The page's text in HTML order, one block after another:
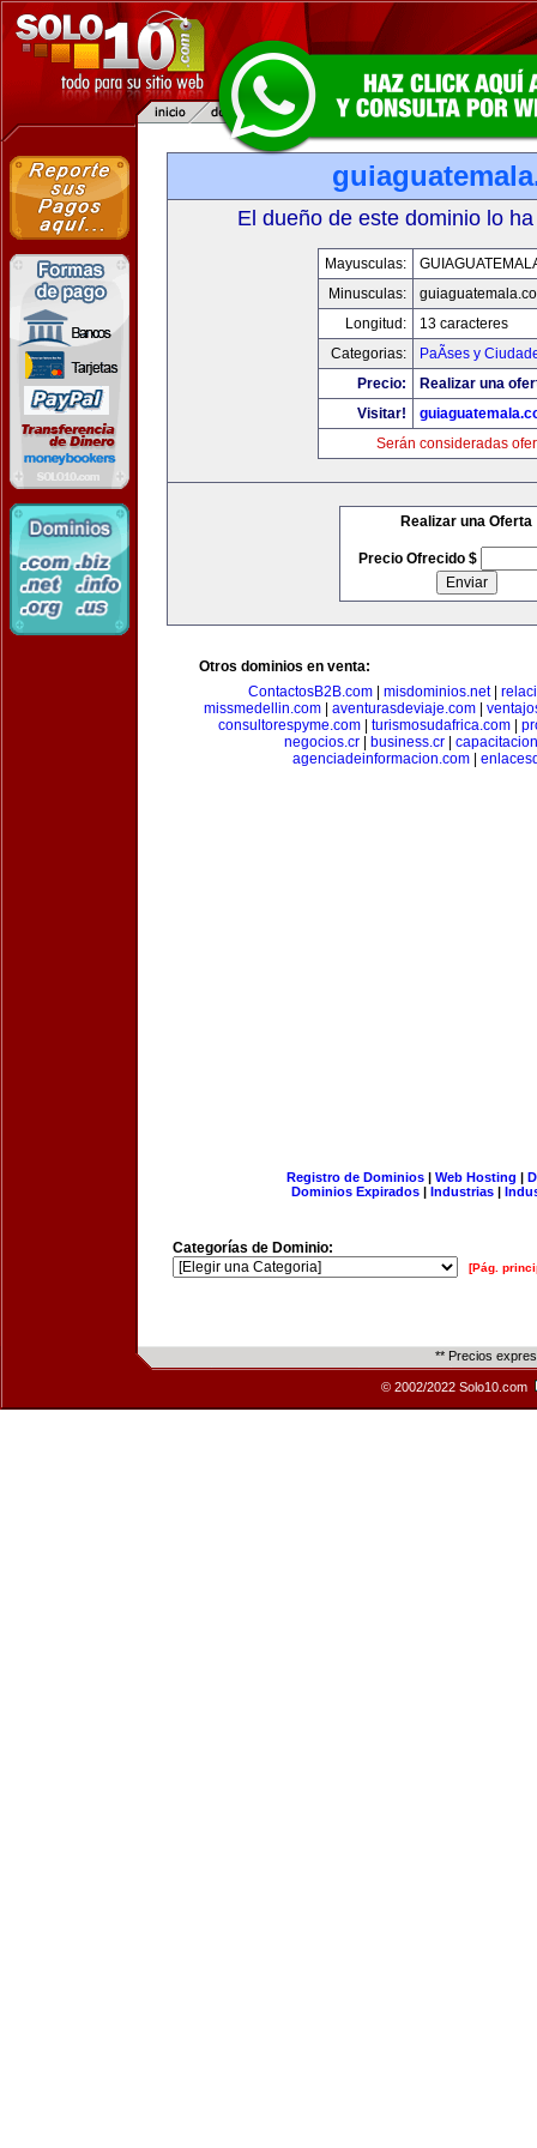
El dueño de este dominio lo
Mayusculas:
Minusculas:
Longitud:
13 caracteres
Categorias:
PaÃ­ses y
Precio:
Realizar una
Visitar!
Serán consideradas
Realizar una Oferta
Precio Ofrecido $
Otros dominios en venta:
ContactosB2B.com
misdominios.net|
missmedellin.com
aventurasdeviaje.com
consultorespyme.com| turismosudafrica.com|
negocios.cr| business.cr|
agenciadeinformacion.com
Registro de Dominios| Web Hosting |
Dominios Expirados | Industrias |
Categorías de Dominio:
[Pág.
** Precios
© 2002/2022 Solo10.com